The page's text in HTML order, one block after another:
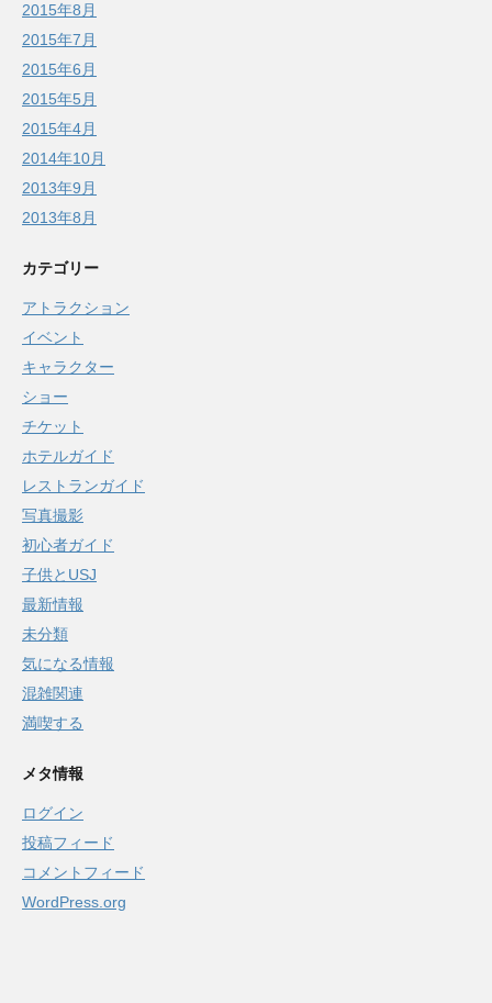
2015年8月
2015年7月
2015年6月
2015年5月
2015年4月
2014年10月
2013年9月
2013年8月
カテゴリー
アトラクション
イベント
キャラクター
ショー
チケット
ホテルガイド
レストランガイド
写真撮影
初心者ガイド
子供とUSJ
最新情報
未分類
気になる情報
混雑関連
満喫する
メタ情報
ログイン
投稿フィード
コメントフィード
WordPress.org